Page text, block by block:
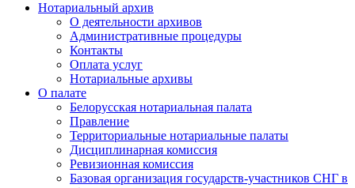
Нотариальный архив
О деятельности архивов
Административные процедуры
Контакты
Оплата услуг
Нотариальные архивы
О палате
Белорусская нотариальная палата
Правление
Территориальные нотариальные палаты
Дисциплинарная комиссия
Ревизионная комиссия
Базовая организация государств-участников СНГ в